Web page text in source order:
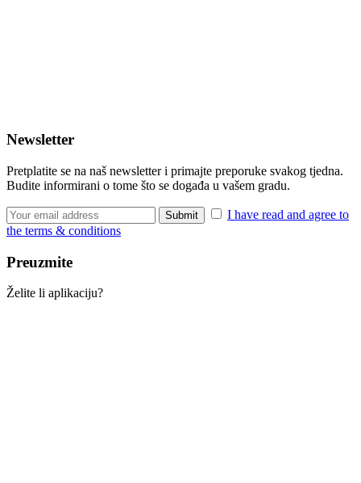
Newsletter
Pretplatite se na naš newsletter i primajte preporuke svakog tjedna.
Budite informirani o tome što se događa u vašem gradu.
I have read and agree to
the terms & conditions
Preuzmite
Želite li aplikaciju?